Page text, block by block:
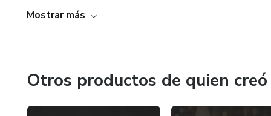
Mostrar más
Otros productos de quien